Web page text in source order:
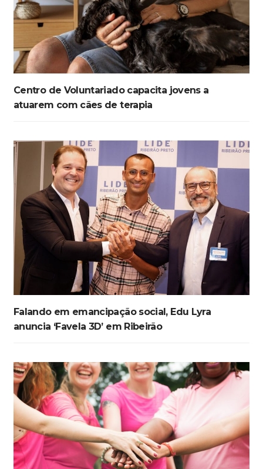
Centro de Voluntariado capacita jovens a
atuarem com cães de terapia
Falando em emancipação social, Edu Lyra
anuncia ‘Favela 3D’ em Ribeirão